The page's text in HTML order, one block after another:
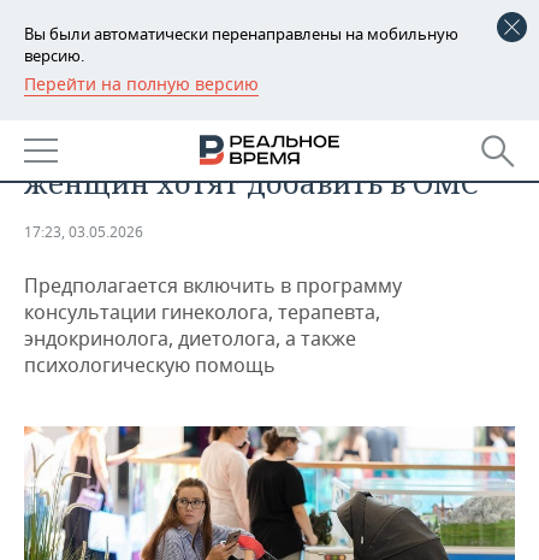
Вы были автоматически перенаправлены на мобильную
версию.
Перейти на полную версию
РЕГИОНЫ
БАШКОРТОСТАН
ТАТАРСТАН
НОВОСТИ
АНАЛИТИКА
ДЕКЛАРАЦИИ О ДОХОДАХ
КОРОЛИ ГОСЗАКАЗА ПФО
КОМУ ПРИНАДЛЕЖАТ
ТОРГОВЫЕ ЦЕНТРЫ
ТАТАРСТАНА
НОВОСТИ ЭКОНОМИКИ
ФИНАНСЫ
БЮДЖЕТ
ИНВЕСТИЦИИ
ПРОМЫШЛЕННОСТЬ
НОВОСТИ
ПРОМЫШЛЕННОСТИ
АГРОПРОМ
МАШИНОСТРОЕНИЕ
НЕФТЕХИМИЯ
НЕДВИЖИМОСТЬ
НОВОСТИ АВТО
БИЗНЕС
НОВОСТИ БИЗНЕСА
ТЕХНОЛОГИИ
Послеродовую реабилитацию
женщин хотят добавить в ОМС
17:23, 03.05.2026
Предполагается включить в программу
консультации гинеколога, терапевта,
эндокринолога, диетолога, а также
психологическую помощь